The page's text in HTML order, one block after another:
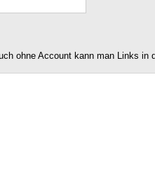
ohne Account kann man Links in